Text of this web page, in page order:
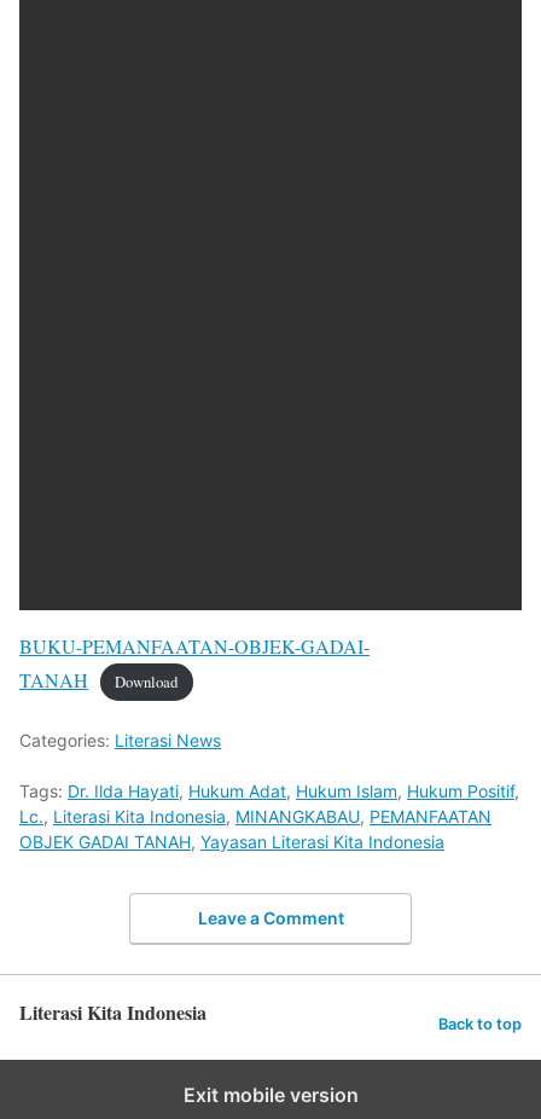
BUKU-PEMANFAATAN-OBJEK-GADAI-
TANAH
Download
Categories: Literasi News
Tags: Dr. Ilda Hayati, Hukum Adat, Hukum Islam, Hukum Positif,
Lc., Literasi Kita Indonesia, MINANGKABAU, PEMANFAATAN
OBJEK GADAI TANAH, Yayasan Literasi Kita Indonesia
Leave a Comment
Literasi Kita Indonesia Back to top
Exit mobile version